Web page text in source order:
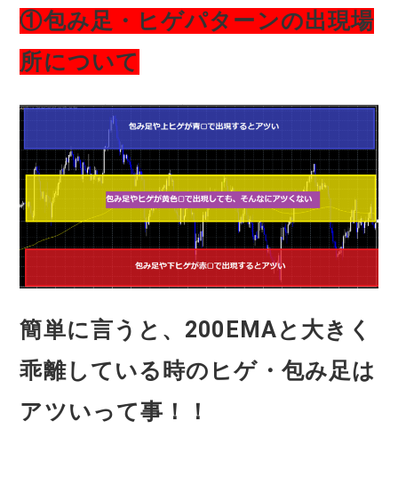
①包み足・ヒゲパターンの出現場
所について
簡単に言うと、200EMAと大きく
乖離している時のヒゲ・包み足は
アツいって事！！